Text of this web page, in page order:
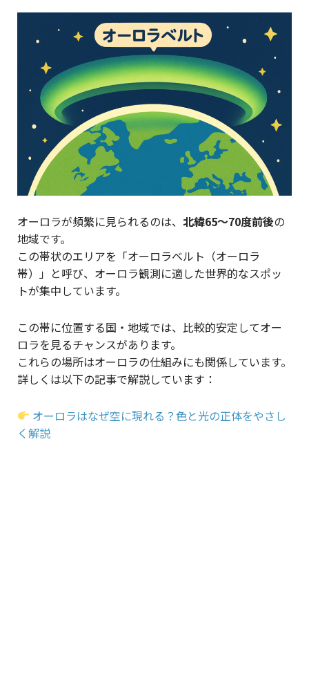
オーロラが頻繁に見られるのは、 北緯65〜70度前後の
地域です。
この帯状のエリアを「オーロラベルト（オーロラ
帯）」と呼び、オーロラ観測に適した世界的なスポッ
トが集中しています。
この帯に位置する国・地域では、比較的安定してオー
ロラを見るチャンスがあります。
これらの場所はオーロラの仕組みにも関係しています。
詳しくは以下の記事で解説しています：
オーロラはなぜ空に現れる？色と光の正体をやさし
く解説